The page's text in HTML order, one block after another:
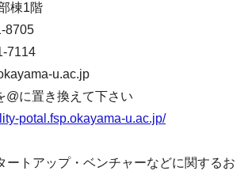
棟1階
8705
7114
u.ac.jp
き換えて下さい
potal.fsp.okayama-u.ac.jp/
ートアップ・ベンチャーなどに関するお